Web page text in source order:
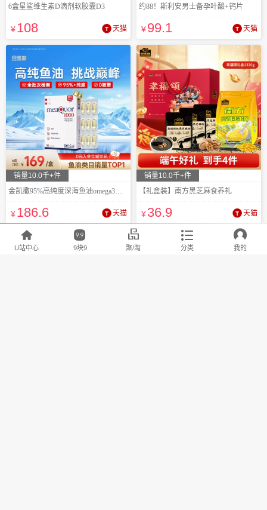
6盒星鲨维生素D滴剂软胶囊D3
¥108 天猫
约88！斯利安男士备孕叶酸+钙片
¥99.1 天猫
销量10.0千+件
金凯撒95%高纯度深海鱼油omega3软胶囊
¥186.6 天猫
销量10.0千+件
【礼盒装】南方黑芝麻食养礼
¥36.9 天猫

U站中心

9块9

聚/淘

分类

我的